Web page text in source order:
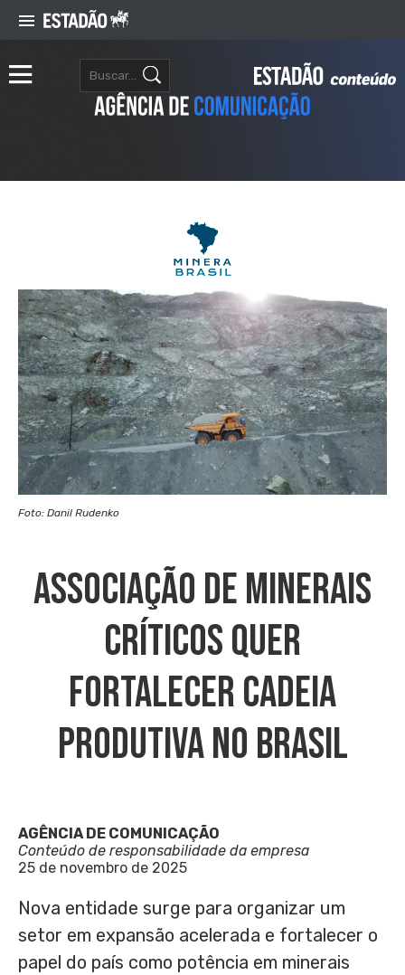
Foto: Danil Rudenko
Associação De Minerais
Críticos Quer
Fortalecer Cadeia
Produtiva No Brasil
AGÊNCIA DE COMUNICAÇÃO
Conteúdo de responsabilidade da empresa
25 de novembro de 2025
Nova entidade surge para organizar um
setor em expansão acelerada e fortalecer o
papel do país como potência em minerais